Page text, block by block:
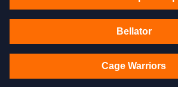
Bellator
Cage Warriors